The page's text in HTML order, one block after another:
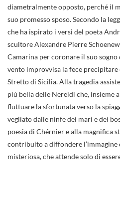
diametralmente opposto, perché il
suo promesso sposo. Secondo la
che ha ispirato i versi del poeta
scultore Alexandre Pierre
Camarina per coronare il suo sogno
vento improvvisa la fece
Stretto di Sicilia. Alla tragedia
più bella delle Nereidi che, insieme
fluttuare la sfortunata verso la
vegliato dalle ninfe dei mari e dei
poesia di Chérnier e alla magnifica
contribuito a diffondere
misteriosa, che attende solo di